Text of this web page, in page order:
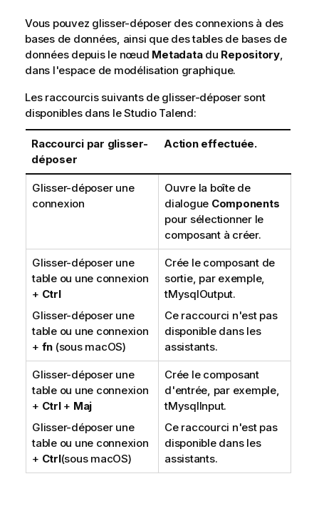
Vous pouvez glisser-déposer des connexions à des
bases de données, ainsi que des tables de bases de
données depuis le nœud Metadatadu Repository,
dans l'espace de modélisation graphique.
Les raccourcis suivants de glisser-déposer sont
disponibles dans leStudio Talend:
Raccourci par glisser-
déposer
Action effectuée.
Glisser-déposer une
connexion
Ouvre la boîte de
dialogue Components
pour sélectionner le
composant à créer.
Glisser-déposer une
table ou une connexion
+ Ctrl
Glisser-déposer une
table ou une connexion
+ fn (sous macOS)
Crée le composant de
sortie, par exemple,
tMysqlOutput.
Ce raccourci n'est pas
disponible dans les
assistants.
Glisser-déposer une
table ou une connexion
+ Ctrl+ Maj
Glisser-déposer une
table ou une connexion
+ Ctrl(sous macOS)
Crée le composant
d'entrée, par exemple,
tMysqlInput.
Ce raccourci n'est pas
disponible dans les
assistants.